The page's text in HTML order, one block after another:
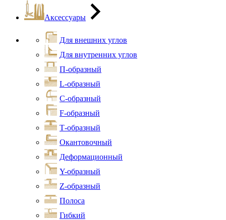
Аксессуары
Для внешних углов
Для внутренних углов
П-образный
L-образный
С-образный
F-образный
Т-образный
Окантовочный
Деформационный
Y-образный
Z-образный
Полоса
Гибкий